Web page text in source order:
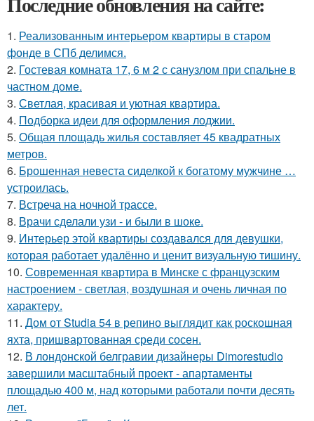
1. Реализованным интерьером квартиры в старом
фонде в СПб делимся.
2. Гостевая комната 17, 6 м 2 с санузлом при спальне в
частном доме.
3. Светлая, красивая и уютная квартира.
4. Подборка идеи для оформления лоджии.
5. Общая площадь жилья составляет 45 квадратных
метров.
6. Брошенная невеста сиделкой к богатому мужчине …
устроилась.
7. Встреча на ночной трассе.
8. Врачи сделали узи - и были в шоке.
9. Интерьер этой квартиры создавался для девушки,
которая работает удалённо и ценит визуальную тишину.
10. Современная квартира в Минске с французским
настроением - светлая, воздушная и очень личная по
характеру.
11. Дом от Studia 54 в репино выглядит как роскошная
яхта, пришвартованная среди сосен.
12. В лондонской белгравии дизайнеры Dimorestudio
завершили масштабный проект - апартаменты
площадью 400 м, над которыми работали почти десять
лет.